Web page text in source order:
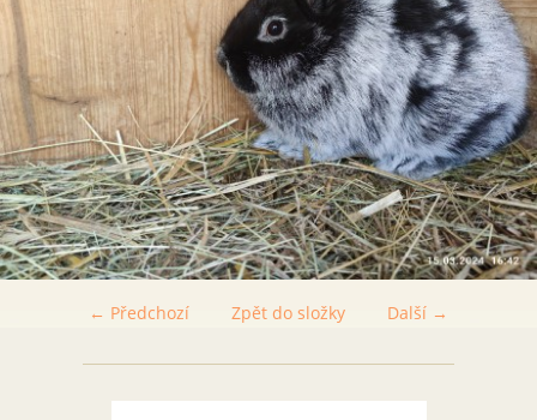
← Předchozí Další →
Zpět do složky